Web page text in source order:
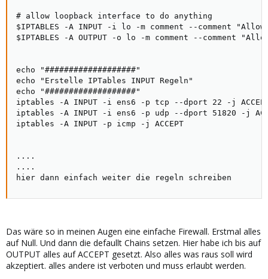
# allow loopback interface to do anything
$IPTABLES -A INPUT -i lo -m comment --comment
$IPTABLES -A OUTPUT -o lo -m comment --comment
echo "###################"
echo "Erstelle IPTables INPUT Regeln"
echo "###################"
iptables -A INPUT -i ens6 -p tcp --dport 22 -j
iptables -A INPUT -i ens6 -p udp --dport 51820 -j
iptables -A INPUT -p icmp -j ACCEPT
....
....
hier dann einfach weiter die regeln schreiben
Das wäre so in meinen Augen eine einfache Firewall. Erstmal alles
auf Null. Und dann die defaullt Chains setzen. Hier habe ich bis auf
OUTPUT alles auf ACCEPT gesetzt. Also alles was raus soll wird
akzeptiert. alles andere ist verboten und muss erlaubt werden.